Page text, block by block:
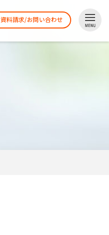
資料請求/お問い合わせ